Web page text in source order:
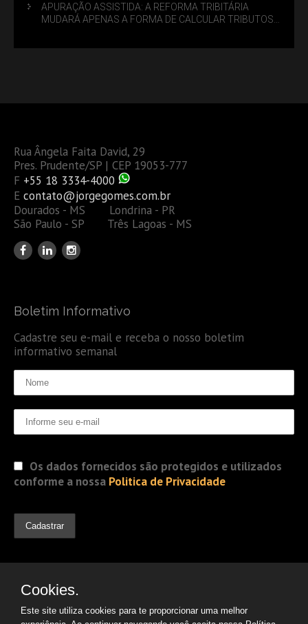
APURAÇÃO ASSISTIDA: A REFORMA TRIBITÁRIA
MUDARÁ APENAS A FORMA DE CALCULAR TRIBUTOS
Rua Ângela Faita David, 29
Pres. Prudente/SP | CEP 19053-777
F +55 18 3334-4000
E contato@jorgegomes.com.br
Dourados - MS Londrina - PR
São Paulo - SP Três Lagoas - MS
Boletim Informativo
Cadastre seu e-mail e receba o nosso boletim
informativo semanal
Os dados fornecidos são protegidos e utilizados
conforme a nossa Politica de Privacidade
Cookies.
Este site utiliza cookies para te proporcionar uma melhor